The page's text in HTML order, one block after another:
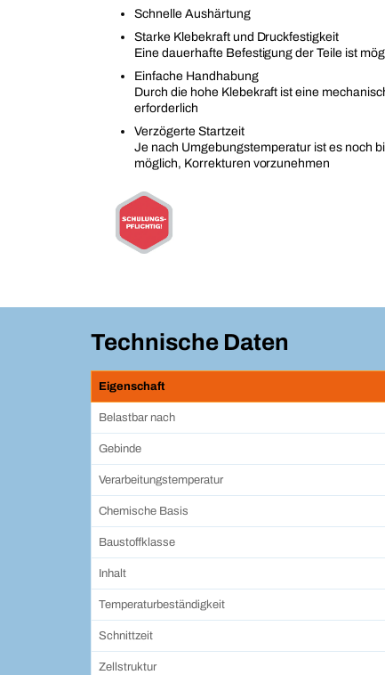
Schnelle Aushärtung
Starke Klebekraft und Druckfestigkeit
Eine dauerhafte Befestigung der Teile ist
Einfache Handhabung
Durch die hohe Klebekraft ist eine
erforderlich
Verzögerte Startzeit
Je nach Umgebungstemperatur ist es noch
möglich, Korrekturen vorzunehmen
Technische Daten
Eigenschaft
Belastbar nach
Gebinde
Verarbeitungstemperatur
Chemische Basis
Baustoffklasse
Inhalt
Temperaturbeständigkeit
Schnittzeit
Zellstruktur